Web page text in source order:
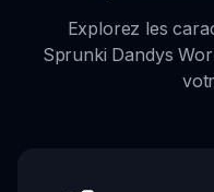
Explorez les
Sprunki Dandys